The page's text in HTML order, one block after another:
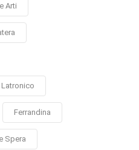
Arti
Ferrandina
Spera